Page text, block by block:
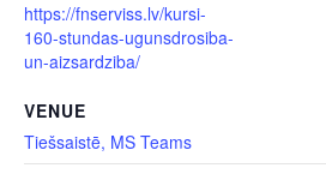
https://fnserviss.lv/kursi-
160-stundas-ugunsdrosiba-
un-aizsardziba/
VENUE
Tiešsaistē, MS Teams